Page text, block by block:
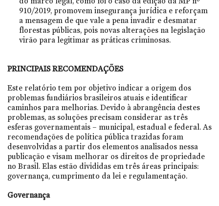
910/2019, promovem insegurança jurídica e reforçam
a mensagem de que vale a pena invadir e desmatar
florestas públicas, pois novas alterações na legislação
virão para legitimar as práticas criminosas.
PRINCIPAIS RECOMENDAÇÕES
Este relatório tem por objetivo indicar a origem dos
problemas fundiários brasileiros atuais e identificar
caminhos para melhorias. Devido à abrangência destes
problemas, as soluções precisam considerar as três
esferas governamentais – municipal, estadual e federal. As
recomendações de política pública trazidas foram
desenvolvidas a partir dos elementos analisados nessa
publicação e visam melhorar os direitos de propriedade
no Brasil. Elas estão divididas em três áreas principais:
governança, cumprimento da lei e regulamentação.
Governança